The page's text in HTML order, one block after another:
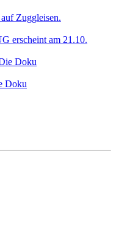
erscheint am 21.10.
Doku